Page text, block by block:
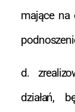
mające na
d.
działań,